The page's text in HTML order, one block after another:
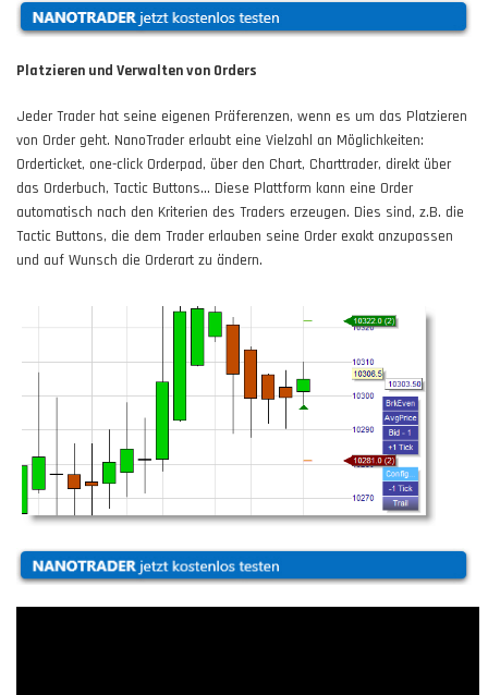
Platzieren und Verwalten von Orders
Jeder Trader hat seine eigenen Präferenzen, wenn es um das Platzieren
von Order geht. NanoTrader erlaubt eine Vielzahl an Möglichkeiten:
Orderticket, one-click Orderpad, über den Chart, Charttrader, direkt über
das Orderbuch, Tactic Buttons... Diese Plattform kann eine Order
automatisch nach den Kriterien des Traders erzeugen. Dies sind, z.B. die
Tactic Buttons, die dem Trader erlauben seine Order exakt anzupassen
und auf Wunsch die Orderart zu ändern.